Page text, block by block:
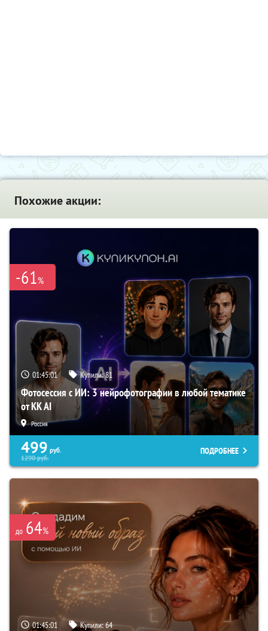
Похожие акции:
-61%
01:45:00 Купили:81
Фотосессия с ИИ: 3 нейрофотографии в любой тематике
от KK AI
Россия
499 руб.
1290руб.
ПОДРОБНЕЕ
до 64%
01:45:00 Купили:64